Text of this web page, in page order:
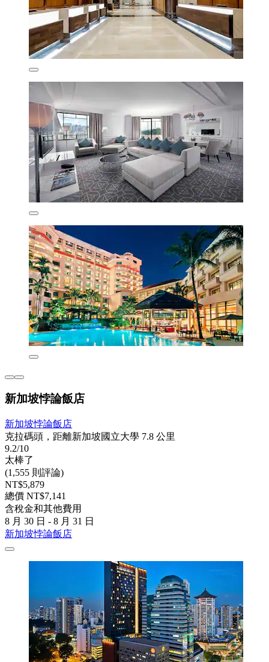
新加坡悖論飯店
新加坡悖論飯店
克拉碼頭，距離新加坡國立大學 7.8 公里
9.2/10
太棒了
(1,555 則評論)
NT$5,879
總價 NT$7,141
含稅金和其他費用
8 月 30 日 - 8 月 31 日
新加坡悖論飯店